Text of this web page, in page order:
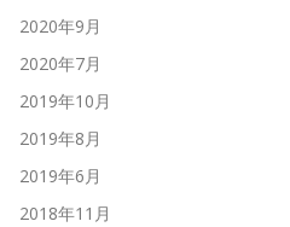
2020年9月
2020年7月
2019年10月
2019年8月
2019年6月
2018年11月